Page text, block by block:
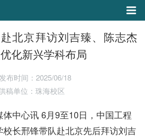
北京拜访刘吉臻、陈志杰
化新兴学科布局
布时间：2025/06/18
稿单位：珠海校区
中心讯 6月9至10日，中国工程
长邢锋带队赴北京先后拜访刘吉